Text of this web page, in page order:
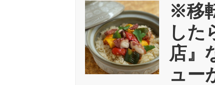
※移
した
店』
ュー